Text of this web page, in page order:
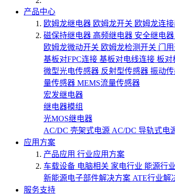
产品中心
欧姆龙继电器 欧姆龙开关 欧姆龙连
磁保持继电器 高频继电器 安全继电器
欧姆龙微动开关 欧姆龙检测开关 门
基板对FPC连接 基板对电线连接 板对
微型光电传感器 反射型传感器 振动
量传感器 MEMS流量传感器
宏发继电器
继电器模组
光MOS继电器
AC/DC 壳架式电源 AC/DC 导轨式电
应用方案
产品应用 行业应用方案
车载设备 电脑相关 家电行业 能源行业
新能源电子部件解决方案 ATE行业解
服务支持